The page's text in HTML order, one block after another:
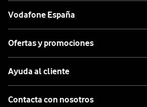
Vodafone España
Ofertas y promociones
Ayuda al cliente
Contacta con nosotros